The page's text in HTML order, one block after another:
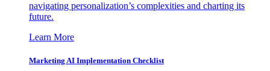
navigating personalization’s complexities and charting its
future.
Learn More
Marketing AI Implementation Checklist